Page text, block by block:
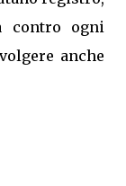
contro ogni
anche